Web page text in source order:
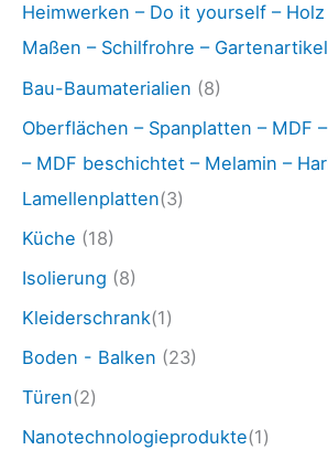
Heimwerken – Do it yourself –
Maßen – Schilfrohre – Gartenartikel
Bau-Baumaterialien (8)
Oberflächen – Spanplatten – MDF
– MDF beschichtet – Melamin –
Lamellenplatten(3)
Küche (18)
Isolierung (8)
Kleiderschrank(1)
Boden - Balken (23)
Türen(2)
Nanotechnologieprodukte(1)